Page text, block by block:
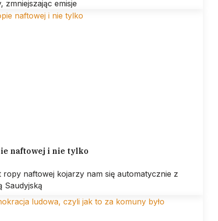
zmniejszając emisje
naftowej i nie tylko
ropy naftowej kojarzy nam się automatycznie z
Saudyjską